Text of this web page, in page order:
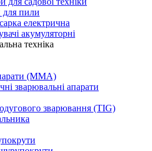
пили
електрична
акумуляторні
техніка
(ММА)
зварювальні апарати
зварювання (TIG)